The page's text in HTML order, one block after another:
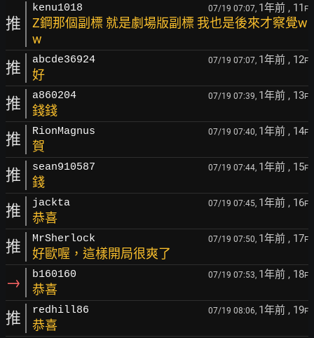
推
kenu1018 07/19 07:07, 1年前 , 11 F
Z鋼那個副標 就是劇場版副標 我也是後來才察覺w
w
推 abcde36924 07/19 07:07, 1年前 , 12F
好
推 a860204 07/19 07:39, 1年前 , 13F
錢錢
推 RionMagnus 07/19 07:40, 1年前 , 14F
賀
推 sean910587 07/19 07:44, 1年前 , 15F
錢
推 jackta 07/19 07:45, 1年前 , 16F
恭喜
推 MrSherlock 07/19 07:50, 1年前 , 17F
好歐喔，這樣開局很爽了
→ b160160 07/19 07:53, 1年前 , 18F
恭喜
推 redhill86 07/19 08:06, 1年前 , 19F
恭喜